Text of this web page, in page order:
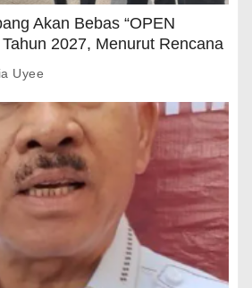
Akan Bebas “OPEN
2027, Menurut Rencana
Uyee